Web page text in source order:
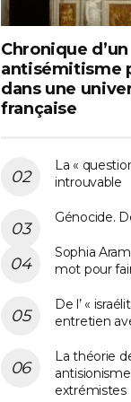
Chronique d’un
antisémitisme
dans une
française
La «
introuvable
Génocide.
Sophia
mot pour
De l’ «
entretien
La théorie
extrémistes